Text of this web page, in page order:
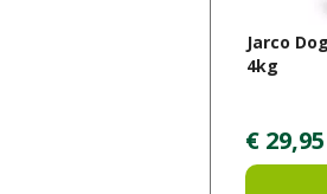
Jarco
4kg
€ 29,95